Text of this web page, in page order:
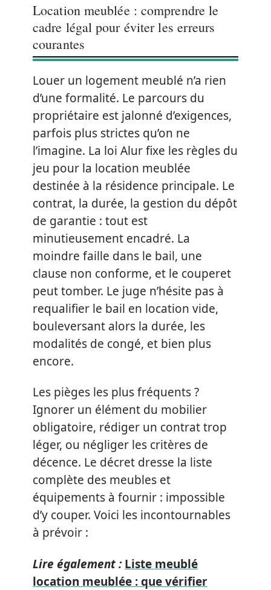
Location meublée : comprendre le
cadre légal pour éviter les erreurs
courantes
Louer un logement meublé n’a rien
d’une formalité. Le parcours du
propriétaire est jalonné d’exigences,
parfois plus strictes qu’on ne
l’imagine. La loi Alur fixe les règles du
jeu pour la location meublée
destinée à la résidence principale. Le
contrat, la durée, la gestion du dépôt
de garantie : tout est
minutieusement encadré. La
moindre faille dans le bail, une
clause non conforme, et le couperet
peut tomber. Le juge n’hésite pas à
requalifier le bail en location vide,
bouleversant alors la durée, les
modalités de congé, et bien plus
encore.
Les pièges les plus fréquents ?
Ignorer un élément du mobilier
obligatoire, rédiger un contrat trop
léger, ou négliger les critères de
décence. Le décret dresse la liste
complète des meubles et
équipements à fournir : impossible
d’y couper. Voici les incontournables
à prévoir :
Lire également : Liste meublé
location meublée : que vérifier